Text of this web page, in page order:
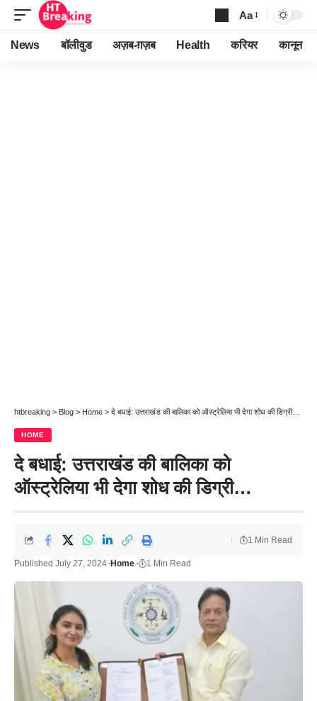
Font
Resizer
Aa
News बॉलीवुड अज़ब-ग़ज़ब Health करियर कानून
htbreaking > Blog > Home > दे बधाई: उत्तराखंड की बालिका को ऑस्ट्रेलिया भी देगा शोध की डिग्री…
HOME
दे बधाई: उत्तराखंड की बालिका को
ऑस्ट्रेलिया भी देगा शोध की डिग्री…
Published July 27, 2024 Home 1 Min Read
1 Min Read